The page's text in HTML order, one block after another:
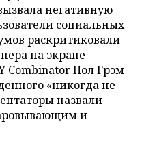
негативную
социальных
раскритиковали
на экране
Combinator Пол Грэм
«никогда не
назвали
и